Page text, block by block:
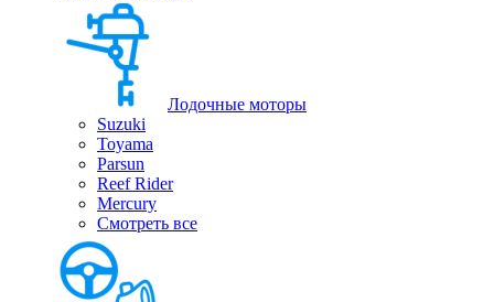
Лодочные моторы
Suzuki
Toyama
Parsun
Reef Rider
Mercury
Смотреть все